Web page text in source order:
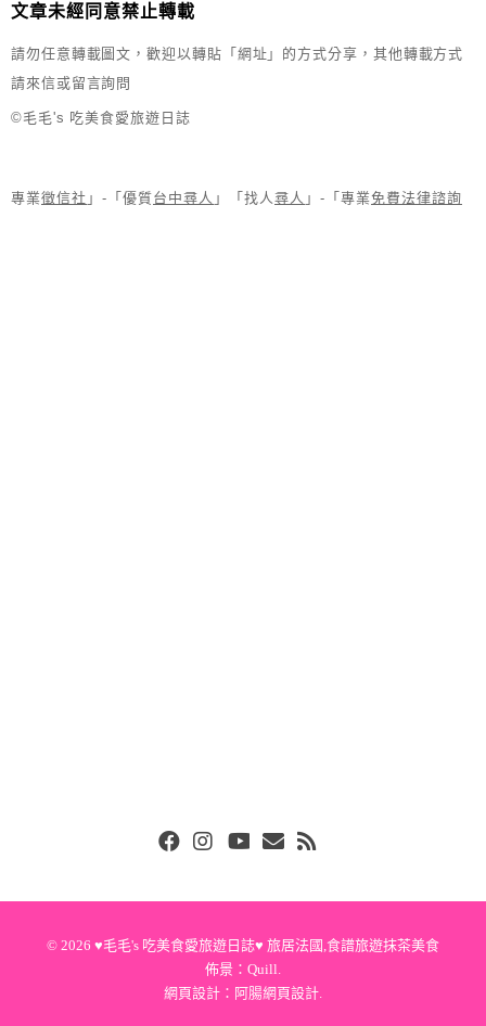
文章未經同意禁止轉載
請勿任意轉載圖文，歡迎以轉貼「網址」的方式分享，其他轉載方式
請來信或留言詢問
©毛毛's 吃美食愛旅遊日誌
專業徵信社 」-「優質台中尋人 」「找人 尋人 」-「專業免費法律諮詢
© 2026 ♥毛毛's 吃美食愛旅遊日誌♥ 旅居法國,食譜旅遊抹茶美食
佈景： Quill
網頁設計： 阿腸網頁設計